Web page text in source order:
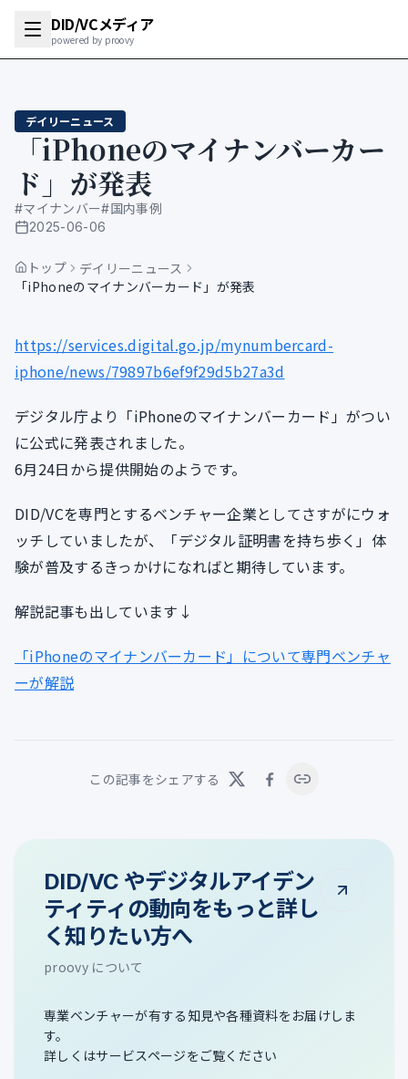
DID/VCメディア
powered by proovy
デイリーニュース
「iPhoneのマイナンバーカー
ド」が発表
#マイナンバー#国内事例
公開日
2025-06-06
トップ
デイリーニュース
「iPhoneのマイナンバーカード」が発表
https://services.digital.go.jp/mynumbercard-
iphone/news/79897b6ef9f29d5b27a3d
デジタル庁より「iPhoneのマイナンバーカード」がつい
に公式に発表されました。
6月24日から提供開始のようです。
DID/VCを専門とするベンチャー企業としてさすがにウォ
ッチしていましたが、「デジタル証明書を持ち歩く」体
験が普及するきっかけになればと期待しています。
解説記事も出しています↓
「iPhoneのマイナンバーカード」について専門ベンチャ
ーが解説
この記事をシェアする
DID/VC やデジタルアイデン
ティティの動向をもっと詳し
く知りたい方へ
proovy について
専業ベンチャーが有する知見や各種資料をお届けしま
す。
詳しくはサービスページをご覧ください